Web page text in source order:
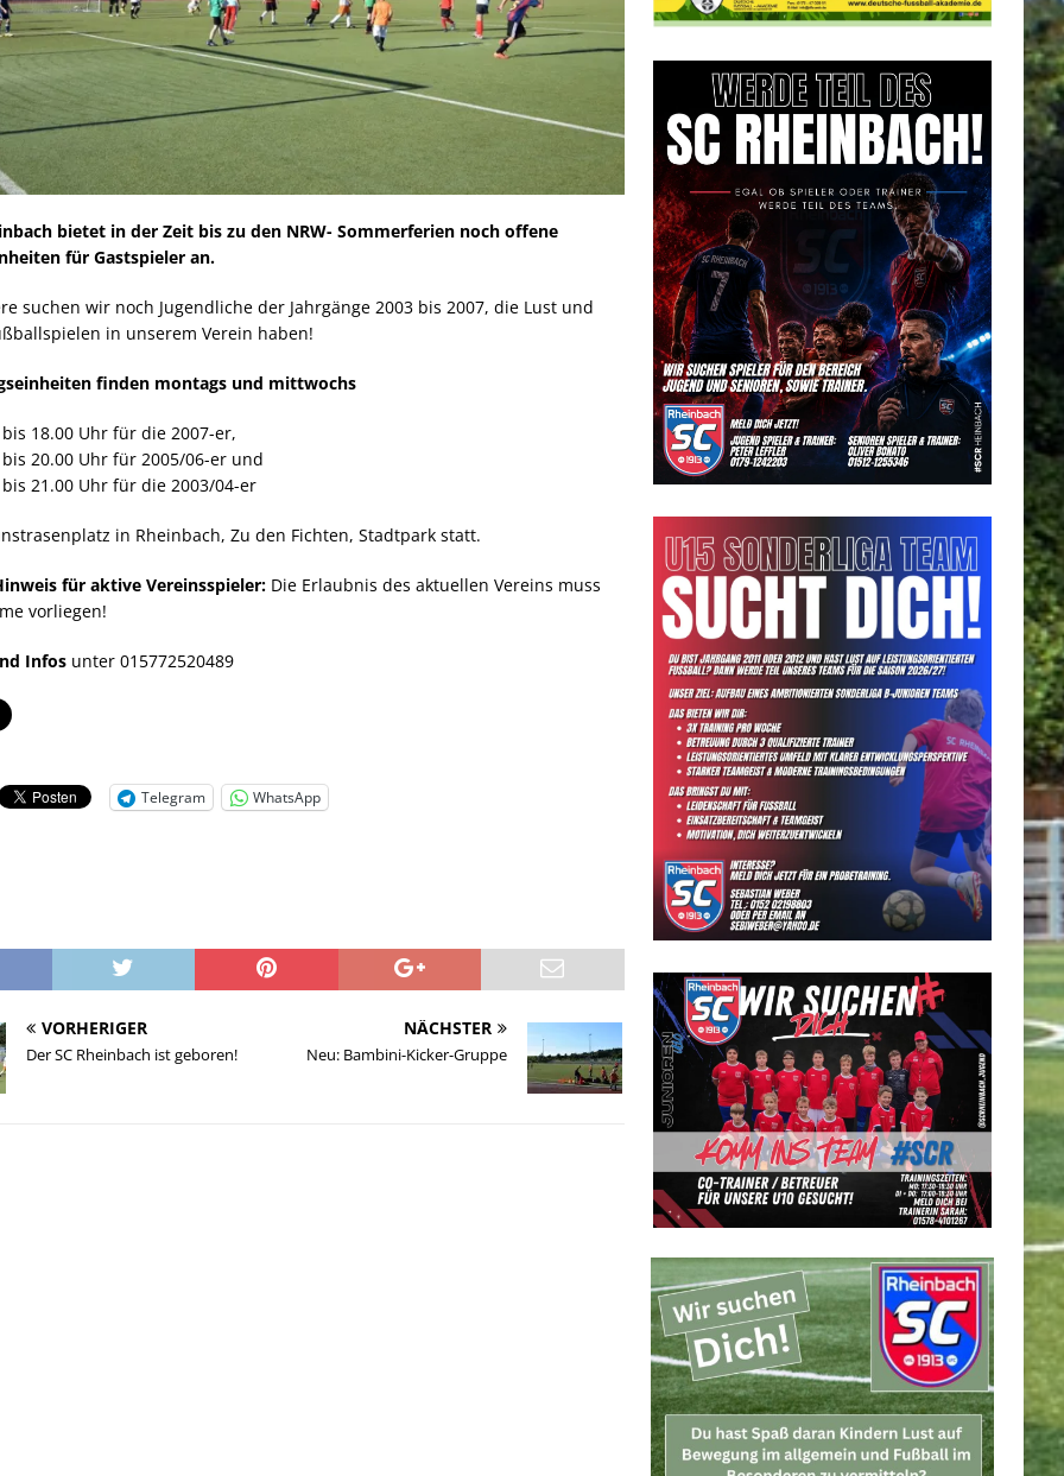
bietet in der Zeit bis zu den NRW- Sommerferien noch offene
für Gastspieler an.
suchen wir noch Jugendliche der Jahrgänge 2003 bis 2007, die Lust und
in unserem Verein haben!
finden montags und mittwochs
bis 18.00 Uhr für die 2007-er,
bis 20.00 Uhr für 2005/06-er und
bis 21.00 Uhr für die 2003/04-er
in Rheinbach, Zu den Fichten, Stadtpark statt.
für aktive Vereinsspieler: Die Erlaubnis des aktuellen Vereins muss
vorliegen!
Infos unter 015772520489
Telegram WhatsApp
VORHERIGER
Der SC Rheinbach ist geboren!
NÄCHSTER
Neu: Bambini-Kicker-Gruppe